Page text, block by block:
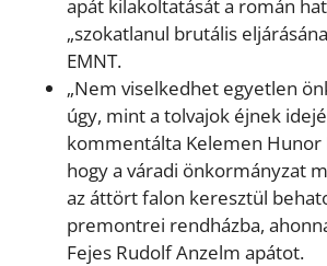
apát kilakoltatását a román
„szokatlanul brutális
EMNT.
„Nem viselkedhet egyetlen
úgy, mint a tolvajok éjnek
kommentálta Kelemen Hunor
hogy a váradi önkormányzat
az áttört falon keresztül
premontrei rendházba,
Fejes Rudolf Anzelm apátot.